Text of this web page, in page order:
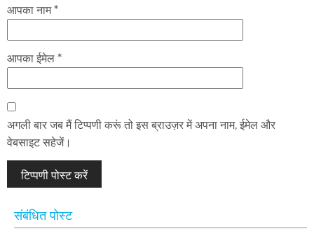
आपका नाम *
आपका ईमेल *
अगली बार जब मैं टिप्पणी करूं तो इस ब्राउज़र में अपना नाम, ईमेल और
वेबसाइट सहेजें।
संबंधित पोस्ट